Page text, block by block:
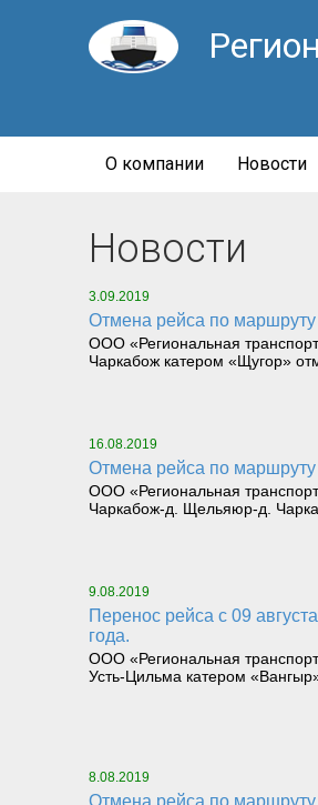
О компании Новости
Новости
3.09.2019
Отмена рейса по
ООО «Региональная
Чаркабож катером «Щугор»
16.08.2019
Отмена рейса по
ООО «Региональная
Чаркабож-д. Щельяюр-д.
9.08.2019
Перенос рейса с 09 августа 2019 г. по маршруту с. Усть-Цильма-с. Ермица-с. Усть-Цильма катером «Вангыр» переноситься на 10-11 августа 2019
года.
ООО «Региональная
Усть-Цильма катером
8.08.2019
Отмена рейса по